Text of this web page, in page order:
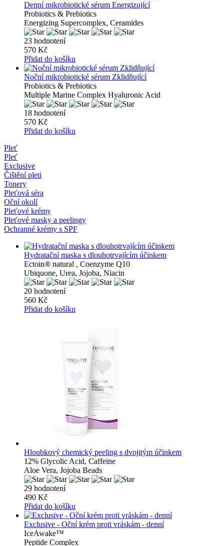
Denní mikrobiotické sérum Energizující
Probiotics & Prebiotics
Energizing Supercomplex, Ceramides
23 hodnotení
570 Kč
Přidat do košíku
Noční mikrobiotické sérum Zklidňující
Probiotics & Prebiotics
Multiple Marine Complex Hyaluronic Acid
18 hodnotení
570 Kč
Přidat do košíku
Pleť
Pleť
Exclusive
Čištění pleti
Tonery
Pleťová séra
Oční okolí
Pleťové krémy
Pleťové masky a peelingy
Ochranné krémy s SPF
Hydratační maska ​​s dlouhotrvajícím účinkem
Ectoin® natural , Coenzyme Q10
Ubiquone, Urea, Jojoba, Niacin
20 hodnotení
560 Kč
Přidat do košíku
Hloubkový chemický peeling s dvojitým účinkem
12% Glycolic Acid, Caffeine
Aloe Vera, Jojoba Beads
29 hodnotení
490 Kč
Přidat do košíku
Exclusive - Oční krém proti vráskám - denní
IceAwake™
Peptide Complex